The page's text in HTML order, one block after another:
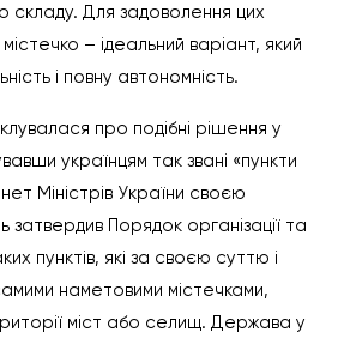
складу. Для задоволення цих
– ідеальний варіант, який
і повну автономність.
про подібні рішення у
українцям так звані «пункти
Міністрів України своєю
затвердив Порядок організації та
пунктів, які за своєю суттю і
наметовими містечками,
міст або селищ. Держава у